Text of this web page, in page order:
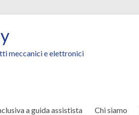
meccanici e elettronici
a guida assistista Chi siamo